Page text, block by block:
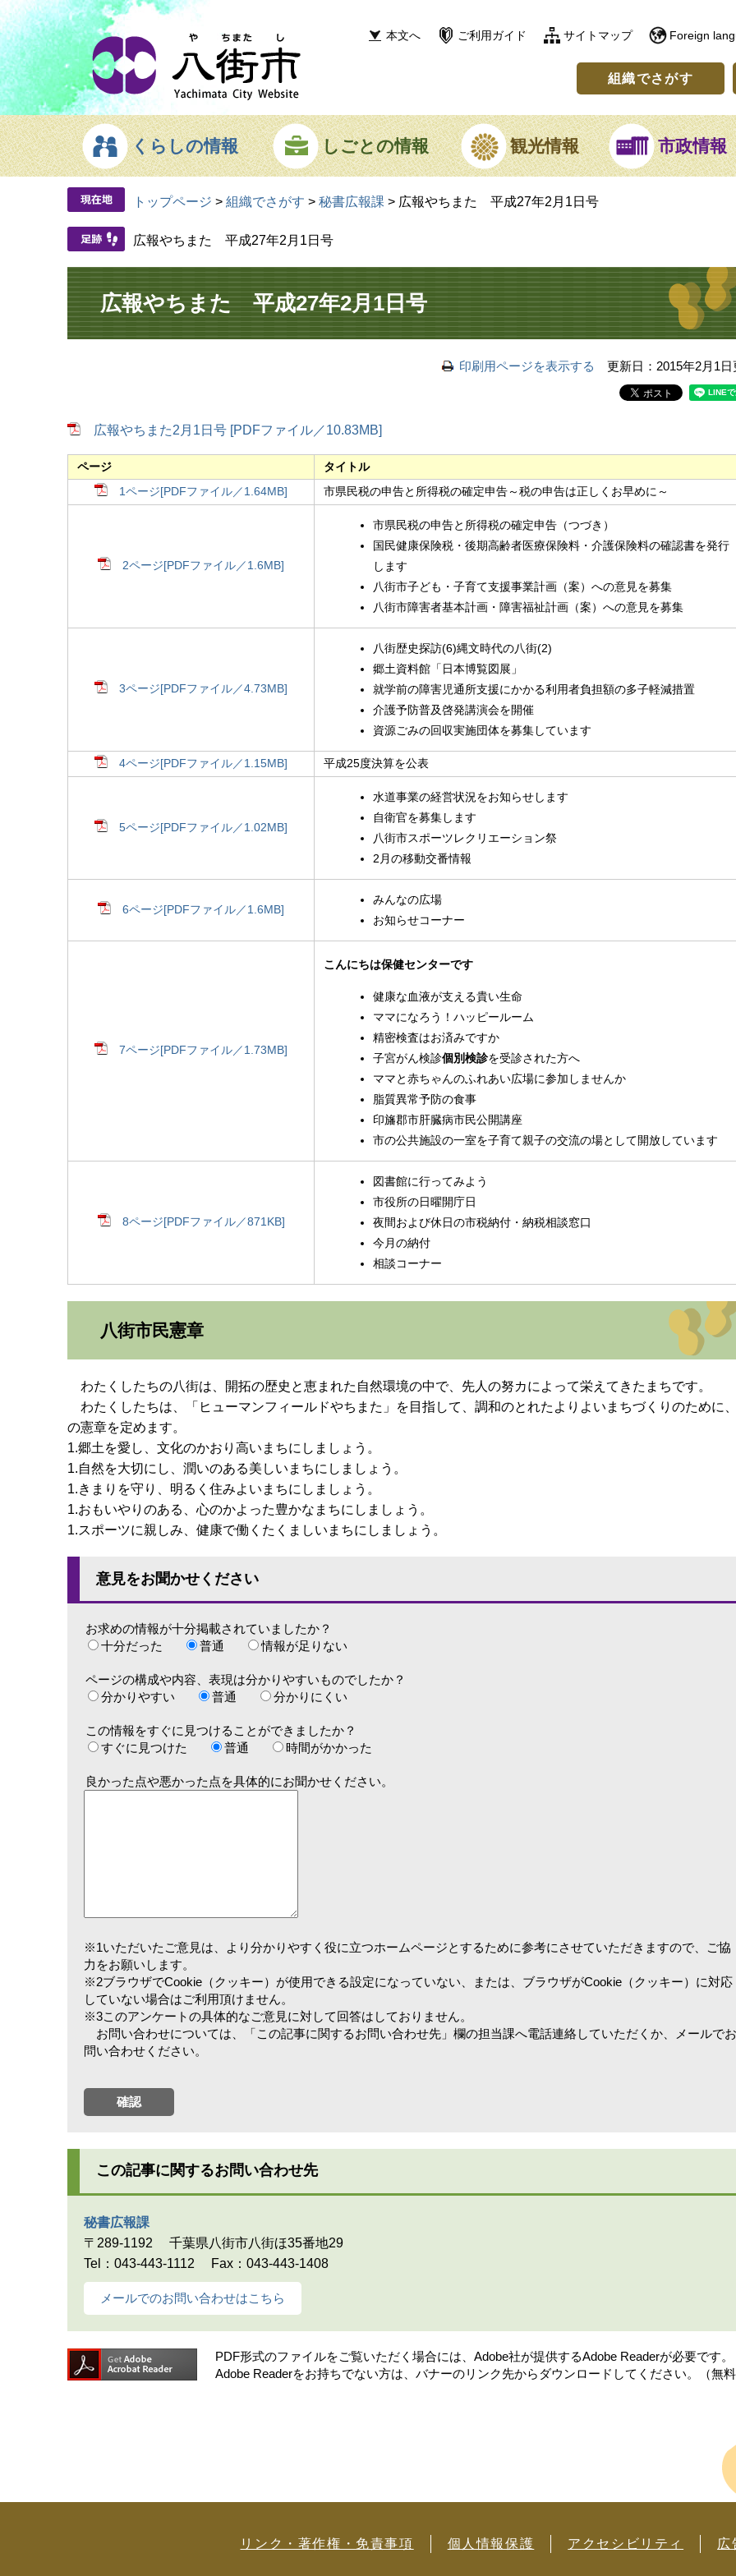
ページの先頭です。
メニューを飛ばして本文へ
本文へ ご利用ガイド サイトマップ Foreign
組織でさがす
くらしの情報 しごとの情報 観光情報 市政情報
トップページ > 組織でさがす > 秘書広報課 > 広報やちまた 平成27年2月1日号
広報やちまた 平成27年2月1日号
本文
広報やちまた 平成27年2月1日号
印刷用ページを表示する 更新日：2015年2月1日
広報やちまた2月1日号 [PDFファイル／10.83MB]
ページ
タイトル
1ページ[PDFファイル／1.64MB]
市県民税の申告と所得税の確定申告～税の申告は正しくお早めに～
2ページ[PDFファイル／1.6MB]
市県民税の申告と所得税の確定申告（つづき）
国民健康保険税・後期高齢者医療保険料・介護保険料の確認書を発行
します
八街市子ども・子育て支援事業計画（案）への意見を募集
八街市障害者基本計画・障害福祉計画（案）への意見を募集
3ページ[PDFファイル／4.73MB]
八街歴史探訪(6)縄文時代の八街(2)
郷土資料館「日本博覧図展」
就学前の障害児通所支援にかかる利用者負担額の多子軽減措置
介護予防普及啓発講演会を開催
資源ごみの回収実施団体を募集しています
4ページ[PDFファイル／1.15MB] 平成25度決算を公表
5ページ[PDFファイル／1.02MB]
水道事業の経営状況をお知らせします
自衛官を募集します
八街市スポーツレクリエーション祭
2月の移動交番情報
6ページ[PDFファイル／1.6MB]
みんなの広場
お知らせコーナー
7ページ[PDFファイル／1.73MB]
こんにちは保健センターです
健康な血液が支える貴い生命
ママになろう！ハッピールーム
精密検査はお済みですか
子宮がん検診個別検診を受診された方へ
ママと赤ちゃんのふれあい広場に参加しませんか
脂質異常予防の食事
印旛郡市肝臓病市民公開講座
市の公共施設の一室を子育て親子の交流の場として開放しています
8ページ[PDFファイル／871KB]
図書館に行ってみよう
市役所の日曜開庁日
夜間および休日の市税納付・納税相談窓口
今月の納付
相談コーナー
八街市民憲章
わたくしたちの八街は、開拓の歴史と恵まれた自然環境の中で、先人の努カによって栄えてきたまちです。
わたくしたちは、「ヒューマンフィールドやちまた」を目指して、調和のとれたよりよいまちづくりのために
の憲章を定めます。
1.郷土を愛し、文化のかおり高いまちにしましょう。
1.自然を大切にし、潤いのある美しいまちにしましょう。
1.きまりを守り、明るく住みよいまちにしましょう。
1.おもいやりのある、心のかよった豊かなまちにしましょう。
1.スポーツに親しみ、健康で働くたくましいまちにしましょう。
意見をお聞かせください
お求めの情報が十分掲載されていましたか？
十分だった
普通 情報が足りない
ページの構成や内容、表現は分かりやすいものでしたか？
分かりやすい
普通 分かりにくい
この情報をすぐに見つけることができましたか？
すぐに見つけた
普通 時間がかかった
良かった点や悪かった点を具体的にお聞かせください。
※1いただいたご意見は、より分かりやすく役に立つホームページとするために参考にさせていただきますので、ご協
力をお願いします。
※2ブラウザでCookie（クッキー）が使用できる設定になっていない、または、ブラウザがCookie（クッキー）に対応
していない場合はご利用頂けません。
※3このアンケートの具体的なご意見に対して回答はしておりません。
お問い合わせについては、「この記事に関するお問い合わせ先」欄の担当課へ電話連絡していただくか、メールでお
問い合わせください。
この記事に関するお問い合わせ先
秘書広報課
〒289-1192
千葉県八街市八街ほ35番地29
Tel：043-443-1112
Fax：043-443-1408
メールでのお問い合わせはこちら
PDF形式のファイルをご覧いただく場合には、Adobe社が提供するAdobe Readerが必要です。
Adobe Readerをお持ちでない方は、バナーのリンク先からダウンロードしてください。（無
リンク・著作権・免責事項 個人情報保護 アクセシビリティ 広